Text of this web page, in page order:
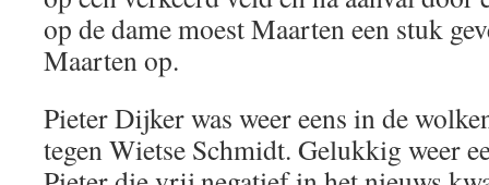
op de dame moest Maarten een stuk
Maarten op.
Pieter Dijker was weer eens in de
tegen Wietse Schmidt. Gelukkig weer